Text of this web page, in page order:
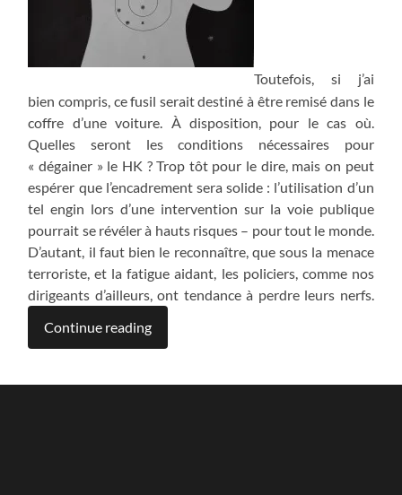
Toutefois, si j’ai
bien compris, ce fusil serait destiné à être remisé dans le
coffre d’une voiture. À disposition, pour le cas où.
Quelles seront les conditions nécessaires pour
« dégainer » le HK ? Trop tôt pour le dire, mais on peut
espérer que l’encadrement sera solide : l’utilisation d’un
tel engin lors d’une intervention sur la voie publique
pourrait se révéler à hauts risques – pour tout le monde.
D’autant, il faut bien le reconnaître, que sous la menace
terroriste, et la fatigue aidant, les policiers, comme nos
dirigeants d’ailleurs, ont tendance à perdre leurs nerfs.
Continue reading